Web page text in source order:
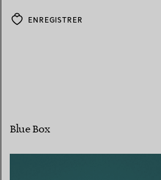
ENREGISTRER
Blue Box